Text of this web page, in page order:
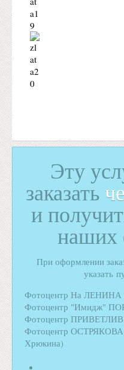
Эту
заказать
и
наших
При оформлении
указать
Фотоцентр На ЛЕНИНА
Фотоцентр "Имидж"
Фотоцентр
Фотоцентр ОСТРЯКОВА
Хрюкина)